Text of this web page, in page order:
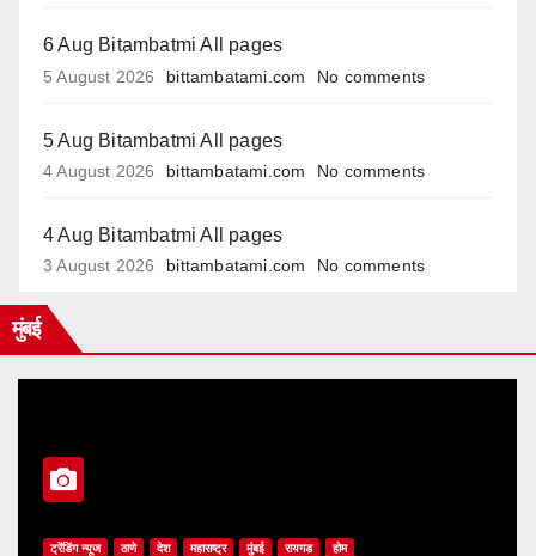
6 Aug Bitambatmi All pages
5 August 2026 bittambatami.com No comments
5 Aug Bitambatmi All pages
4 August 2026 bittambatami.com No comments
4 Aug Bitambatmi All pages
3 August 2026 bittambatami.com No comments
मुंबई
ट्रेंडिंग न्यूज ठाणे देश महाराष्ट्र मुंबई रायगड होम